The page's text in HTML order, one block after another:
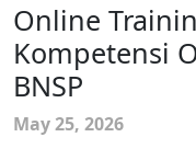
Online
Kompetensi
BNSP
May 25, 2026